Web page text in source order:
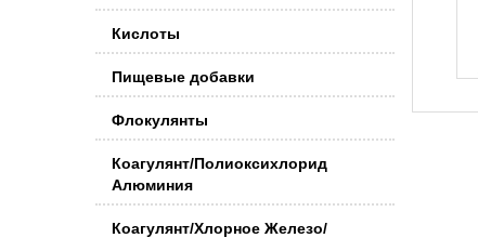
Кислоты
Пищевые добавки
Флокулянты
Коагулянт/Полиоксихлорид
Алюминия
Коагулянт/Хлорное Железо/